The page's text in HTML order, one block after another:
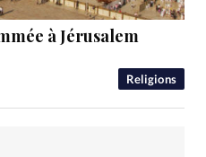
Religions
à Jérusalem